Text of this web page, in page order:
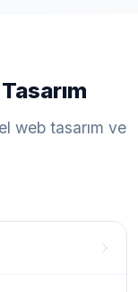
web tasarım ve